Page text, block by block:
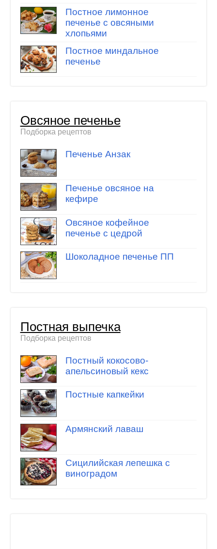
Постное лимонное
печенье с овсяными
хлопьями
Постное миндальное
печенье
Овсяное печенье
Подборка рецептов
Печенье Анзак
Печенье овсяное на
кефире
Овсяное кофейное
печенье с цедрой
Шоколадное печенье ПП
Постная выпечка
Подборка рецептов
Постный кокосово-
апельсиновый кекс
Постные капкейки
Армянский лаваш
Сицилийская лепешка с
виноградом